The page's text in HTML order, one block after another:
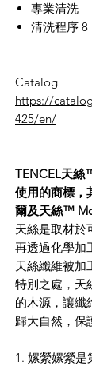
專業清洗
清洗程序 8
Catalog
https://
425/en/
TENCEL天絲
使用的商標
爾及天絲™
天絲是取材於
再透過化學加
天絲纖維被加
特別之處，天
的木源，讓纖
歸大自然，保
1. 嫘縈嫘縈